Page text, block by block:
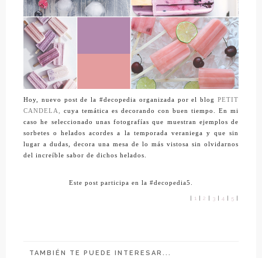
Hoy, nuevo post de la #decopedia organizada por el blog PETIT
CANDELA,
cuya temática es decorando con buen tiempo. En mi
caso he seleccionado unas fotografías que muestran ejemplos de
sorbetes o helados acordes a la temporada veraniega y que sin
lugar a dudas, decora una mesa de lo más vistosa sin olvidarnos
del increíble sabor de dichos helados.
Este post participa en la #decopedia5.
1 2 3 4 5
TAMBIÉN TE PUEDE INTERESAR...